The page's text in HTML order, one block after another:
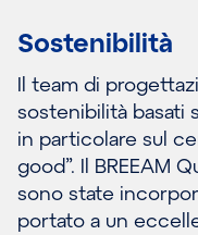
Sostenibilità
Il team di
sostenibilità basati
in particolare sul
good”. Il BREEAM
sono state
portato a un